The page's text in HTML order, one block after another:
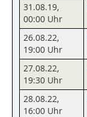
31.08.19,
00:00 Uhr
26.08.22,
19:00 Uhr
27.08.22,
19:30 Uhr
28.08.22,
16:00 Uhr